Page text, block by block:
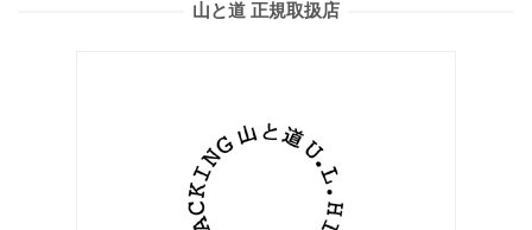
山と道 正規取扱店